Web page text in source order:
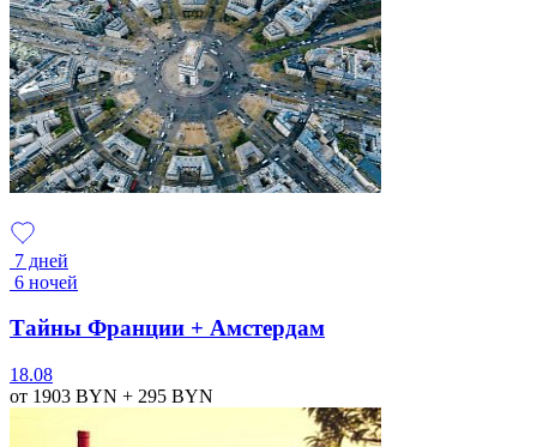
7 дней
6 ночей
Тайны Франции + Амстердам
18.08
от 1903 BYN + 295 BYN